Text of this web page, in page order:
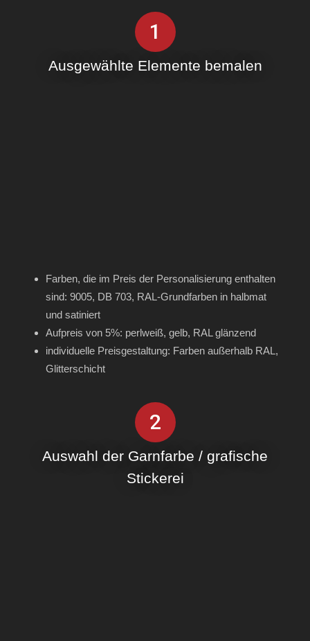
1
Ausgewählte Elemente bemalen
Farben, die im Preis der Personalisierung enthalten
sind: 9005, DB 703, RAL-Grundfarben in halbmat
und satiniert
Aufpreis von 5%: perlweiß, gelb, RAL glänzend
individuelle Preisgestaltung: Farben außerhalb RAL,
Glitterschicht
2
Auswahl der Garnfarbe / grafische
Stickerei